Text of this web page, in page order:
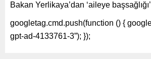
Bakan Yerlikaya’dan ‘aileye
googletag.cmd.push(function () {
gpt-ad-4133761-3”); });